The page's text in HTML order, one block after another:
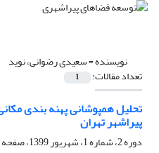
نویسنده =سعیدی رضوانی، نوید
تعداد مقالات: 1
تحلیل همپوشانی پهنه بندی
پیراشهر تهران
دوره 2، شماره 1، شهریور 1399، صفحه